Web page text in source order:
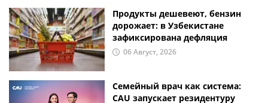
Продукты дешевеют, бензин
дорожает: в Узбекистане
зафиксирована дефляция
06 Август, 2026
Семейный врач как система:
CAU запускает резидентуру